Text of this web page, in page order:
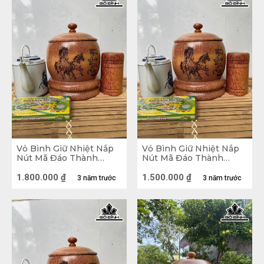
gò bó và chật chội.
Vỏ Bình Giữ Nhiệt Nắp
Nút Mã Đáo Thành
3 năm trước
1.800.000 ₫
Vỏ Bình Giữ Nhiệt Nắp
Nút Mã Đáo Thành
3 năm trước
1.500.000 ₫